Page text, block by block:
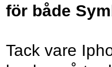
för både
Tack vare